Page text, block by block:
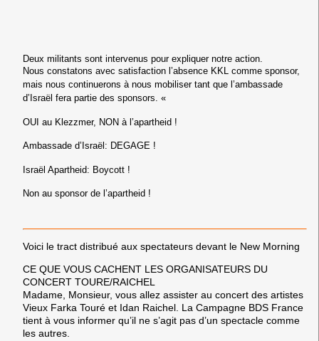
Deux militants sont intervenus pour expliquer notre action.
Nous constatons avec satisfaction l’absence KKL comme sponsor,
mais nous continuerons à nous mobiliser tant que l’ambassade
d’Israël fera partie des sponsors. «
OUI au Klezzmer, NON à l’apartheid !
Ambassade d’Israël: DEGAGE !
Israël Apartheid: Boycott !
Non au sponsor de l’apartheid !
Voici le tract distribué aux spectateurs devant le New Morning
CE QUE VOUS CACHENT LES ORGANISATEURS DU
CONCERT TOURE/RAICHEL
Madame, Monsieur, vous allez assister au concert des artistes
Vieux Farka Touré et Idan Raichel. La Campagne BDS France
tient à vous informer qu’il ne s’agit pas d’un spectacle comme
les autres.